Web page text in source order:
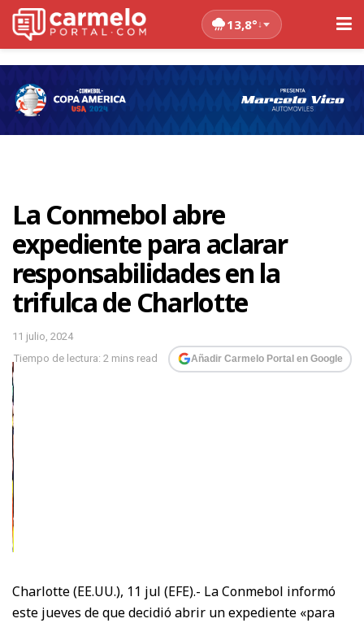
13,8°↓
La Conmebol abre
expediente para aclarar
responsabilidades en la
trifulca de Charlotte
11 julio, 2024
Tiempo de lectura: 2 mins read
Añadir Carmelo Portal en Google
Charlotte (EE.UU.), 11 jul (EFE).- La Conmebol informó
este jueves de que decidió abrir un expediente «para